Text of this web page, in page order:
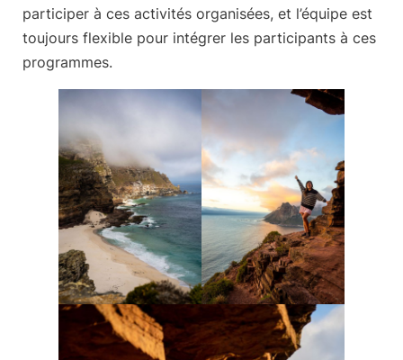
participer à ces activités organisées, et l’équipe est
toujours flexible pour intégrer les participants à ces
programmes.